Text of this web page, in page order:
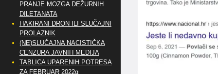
PRANJE MOZGA DEŽURNIH
DILETANATA
HAKIRANI DRON ILI SLUČAJNI
PROLAZNIK
(NE)SLUČAJNA NACISTIČKA
CENZURA JAVNIH MEDIJA
TABLICA UPARENIH POTRESA
ZA FEBRUAR 2022g